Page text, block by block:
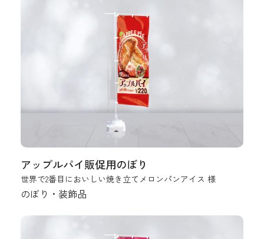
アップルパイ販促用のぼり
世界で2番目においしい焼き立てメロンパンアイス 様
のぼり・装飾品